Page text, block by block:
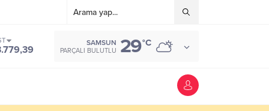
SAMSUN
PARÇALI BULUTLU 29°C